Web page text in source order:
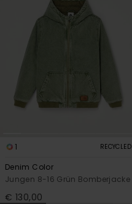
1 RECYCLED
Denim Color
Jungen 8-16 Grün Bomberjacke
€ 130,00